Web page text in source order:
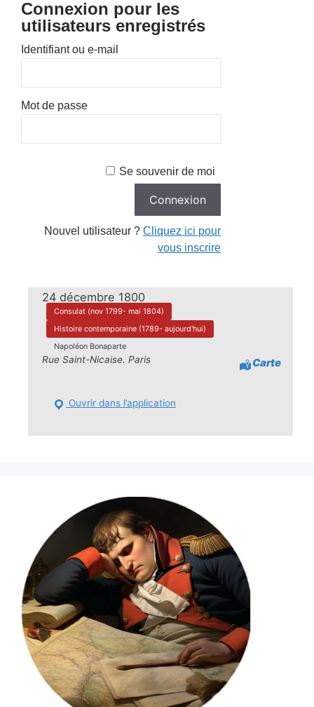
Connexion pour les
utilisateurs enregistrés
Identifiant ou e-mail
Mot de passe
Se souvenir de moi
Nouvel utilisateur ?Cliquez ici pour
vous inscrire
24 décembre 1800
Consulat (nov 1799- mai 1804)
Histoire contemporaine (1789- aujourd'hui)
Napoléon Bonaparte
Rue Saint-Nicaise. Paris Carte
Ouvrir dans l’application